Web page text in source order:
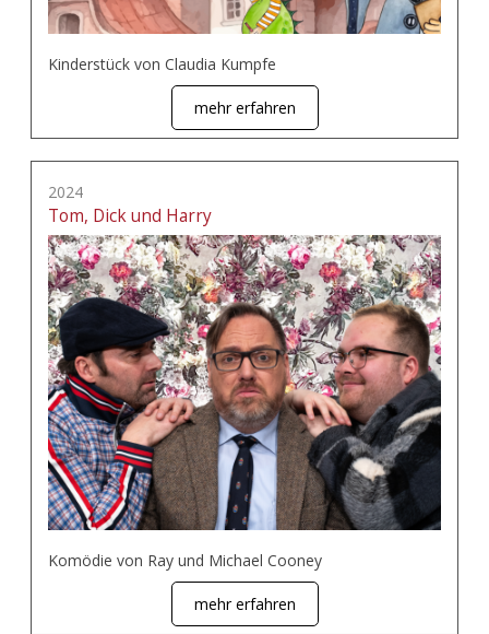
Kinderstück von Claudia Kumpfe
mehr erfahren
2024
Tom, Dick und Harry
Komödie von Ray und Michael Cooney
mehr erfahren